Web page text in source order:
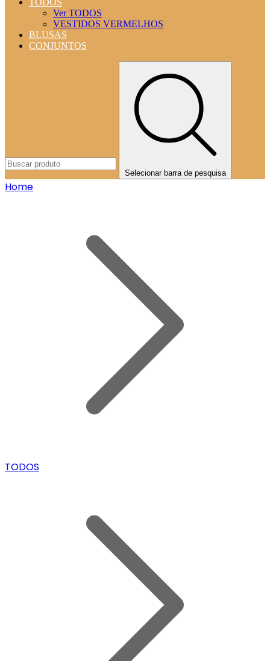
TODOS
Ver TODOS
VESTIDOS VERMELHOS
BLUSAS
CONJUNTOS
Selecionar barra de pesquisa
Home
TODOS